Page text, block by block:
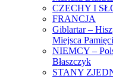
CZECHY I
FRANCJA
Giblartar –
Miejsca
NIEMCY –
Błaszczyk
STANY